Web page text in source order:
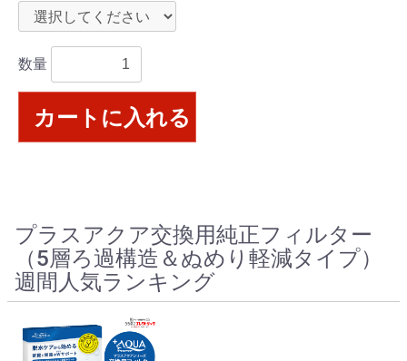
数量
カートに入れる
プラスアクア交換用純正フィルター
（5層ろ過構造＆ぬめり軽減タイプ）
週間人気ランキング